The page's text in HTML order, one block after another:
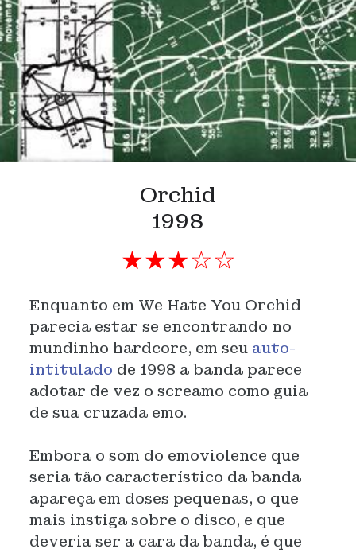
Orchid
1998
★★★☆☆
Enquanto em We Hate You Orchid
parecia estar se encontrando no
mundinho hardcore, em seu auto-
intitulado de 1998 a banda parece
adotar de vez o screamo como guia
de sua cruzada emo.
Embora o som do emoviolence que
seria tão característico da banda
apareça em doses pequenas, o que
mais instiga sobre o disco, e que
deveria ser a cara da banda, é que